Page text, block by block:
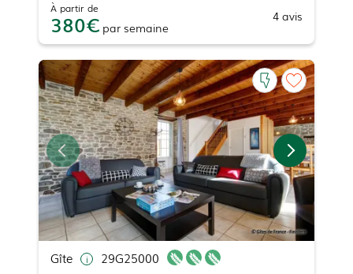
À partir de
380 par semaine
4 avis
Gîte
29G25000